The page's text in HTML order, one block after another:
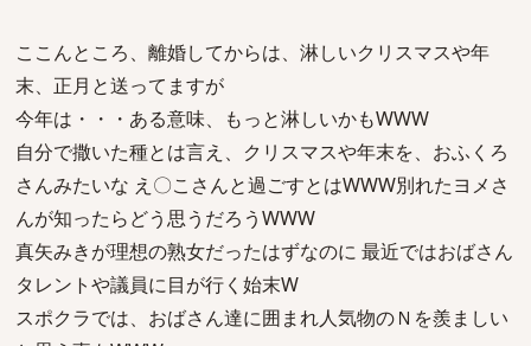
ここんところ、離婚してからは、淋しいクリスマスや年
末、正月と送ってますが
今年は・・・ある意味、もっと淋しいかもWWW
自分で撒いた種とは言え、クリスマスや年末を、おふくろ
さんみたいな え〇こさんと過ごすとはWWW別れたヨメさ
んが知ったらどう思うだろうWWW
真矢みきが理想の熟女だったはずなのに 最近ではおばさん
タレントや議員に目が行く始末W
スポクラでは、おばさん達に囲まれ人気物のＮを羨ましい